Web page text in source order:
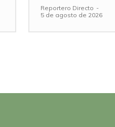
Reportero Directo -
5 de agosto de 2026